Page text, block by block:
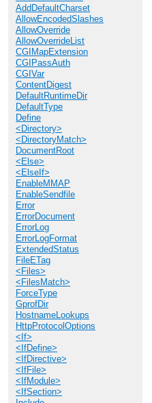
AddDefaultCharset
AllowEncodedSlashes
AllowOverride
AllowOverrideList
CGIMapExtension
CGIPassAuth
CGIVar
ContentDigest
DefaultRuntimeDir
DefaultType
Define
<Directory>
<DirectoryMatch>
DocumentRoot
<Else>
<ElseIf>
EnableMMAP
EnableSendfile
Error
ErrorDocument
ErrorLog
ErrorLogFormat
ExtendedStatus
FileETag
<Files>
<FilesMatch>
ForceType
GprofDir
HostnameLookups
HttpProtocolOptions
<If>
<IfDefine>
<IfDirective>
<IfFile>
<IfModule>
<IfSection>